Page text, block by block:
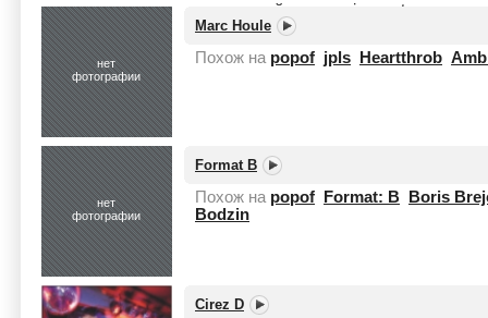
популярной progressive- и trance-
отмечено первыми ди...
нет
фотографии
Marc Houle
Похож на popof jpls Heartthrob
нет
фотографии
Format B
Похож на popof Format: B
Boris
Bodzin
Cirez D